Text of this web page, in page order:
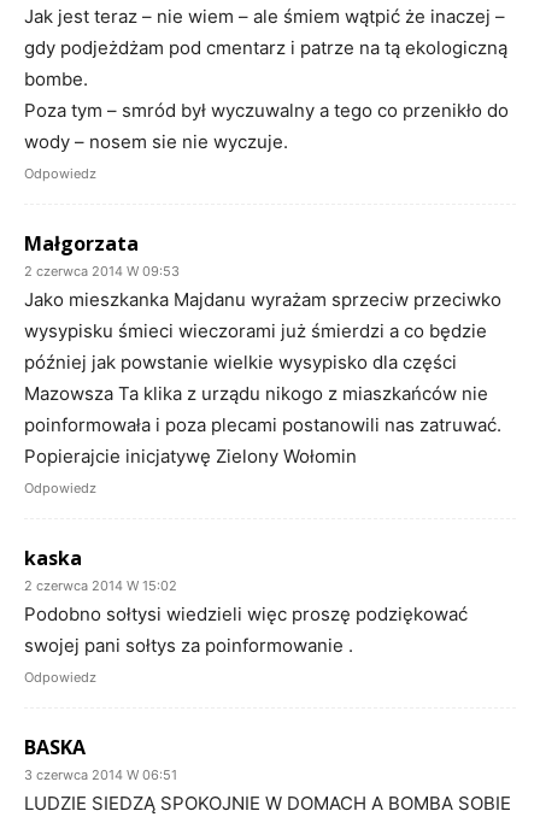
Jak jest teraz – nie wiem – ale śmiem wątpić że inaczej –
gdy podjeżdżam pod cmentarz i patrze na tą ekologiczną
bombe.
Poza tym – smród był wyczuwalny a tego co przenikło do
wody – nosem sie nie wyczuje.
Odpowiedz
Małgorzata
2 czerwca 2014 W 09:53
Jako mieszkanka Majdanu wyrażam sprzeciw przeciwko
wysypisku śmieci wieczorami już śmierdzi a co będzie
później jak powstanie wielkie wysypisko dla części
Mazowsza Ta klika z urządu nikogo z miaszkańców nie
poinformowała i poza plecami postanowili nas zatruwać.
Popierajcie inicjatywę Zielony Wołomin
Odpowiedz
kaska
2 czerwca 2014 W 15:02
Podobno sołtysi wiedzieli więc proszę podziękować
swojej pani sołtys za poinformowanie .
Odpowiedz
BASKA
3 czerwca 2014 W 06:51
LUDZIE SIEDZĄ SPOKOJNIE W DOMACH A BOMBA SOBIE